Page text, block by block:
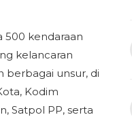
500 kendaraan
kelancaran
berbagai unsur, di
Kodim
Satpol PP, serta